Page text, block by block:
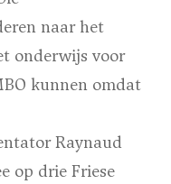
naar het
onderwijs voor
kunnen omdat
Raynaud
op drie Friese